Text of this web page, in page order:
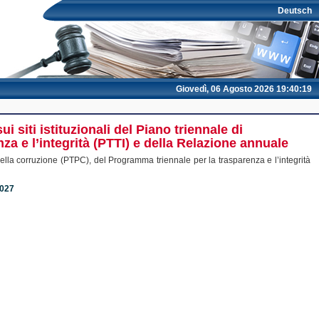
Deutsch
Giovedì, 06 Agosto 2026 19:40:19
siti istituzionali del Piano triennale di
e l’integrità (PTTI) e della Relazione annuale
corruzione (PTPC), del Programma triennale per la trasparenza e l’integrità